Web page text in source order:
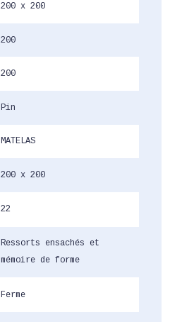
200 x 200
200
200
Pin
MATELAS
200 x 200
22
Ressorts ensachés et
mémoire de forme
Ferme